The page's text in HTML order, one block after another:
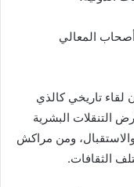
المعالي
تاريخي كالذي
التنقلات البشرية
ومن مراكش
الثقافات.